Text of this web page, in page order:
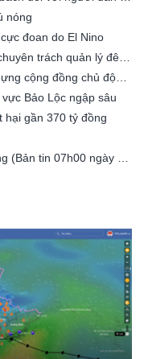
nóng
đoan do El Nino
Bảo Lộc ngập sâu
hại gần 370 tỷ đồng